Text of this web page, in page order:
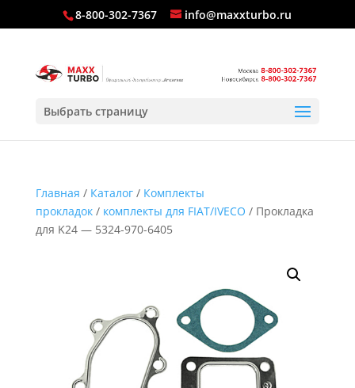
8-800-302-7367 info@maxxturbo.ru
Выбрать страницу
Главная / Каталог/ Комплекты
прокладок/ комплекты для FIAT/IVECO / Прокладка
для K24 — 5324-970-6405